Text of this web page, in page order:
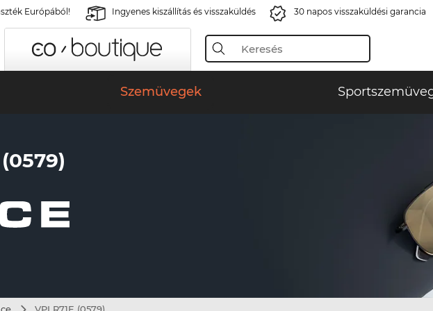
Európából! Ingyenes kiszállítás és visszaküldés 30 napos visszaküldési garancia
Szemüvegek